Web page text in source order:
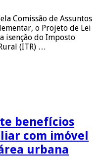
Comissão de Assuntos
o Projeto de Lei
isenção do Imposto
(ITR) …
benefícios
com imóvel
urbana